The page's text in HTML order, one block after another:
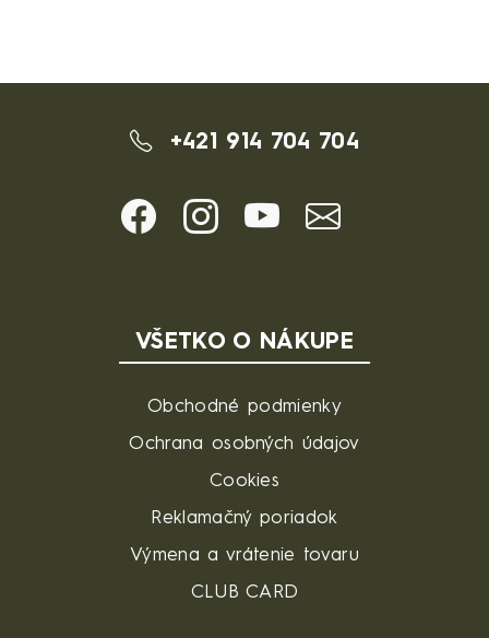
+421 914 704 704
VŠETKO O NÁKUPE
Obchodné podmienky
Ochrana osobných údajov
Cookies
Reklamačný poriadok
Výmena a vrátenie tovaru
CLUB CARD